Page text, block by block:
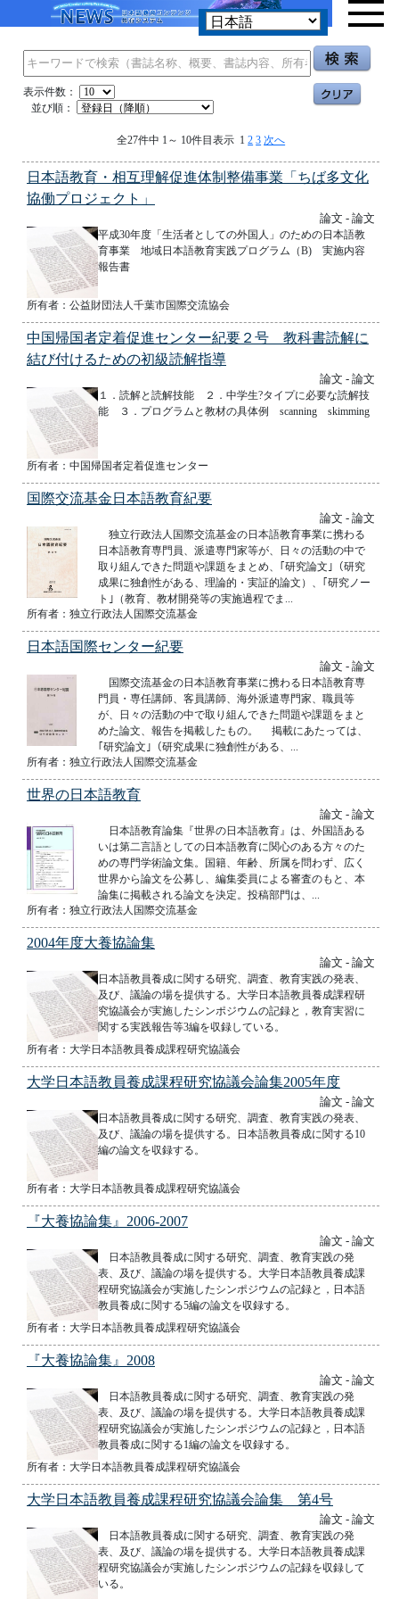
表示件数：
並び順：
全27件中 1～ 10件目表示 12 3 次へ
日本語教育・相互理解促進体制整備事業「ちば多文化
協働プロジェクト」
論文 - 論文
平成30年度「生活者としての外国人」のための日本語教
育事業 地域日本語教育実践プログラム（B) 実施内容
報告書
所有者：公益財団法人千葉市国際交流協会
中国帰国者定着促進センター紀要２号 教科書読解に
結び付けるための初級読解指導
論文 - 論文
１．読解と読解技能 ２．中学生?タイプに必要な読解技
能 ３．プログラムと教材の具体例 scanning skimming
所有者：中国帰国者定着促進センター
国際交流基金日本語教育紀要
論文 - 論文
独立行政法人国際交流基金の日本語教育事業に携わる
日本語教育専門員、派遣専門家等が、日々の活動の中で
取り組んできた問題や課題をまとめ、｢研究論文｣（研究
成果に独創性がある、理論的・実証的論文）、｢研究ノー
ト｣（教育、教材開発等の実施過程でま...
所有者：独立行政法人国際交流基金
日本語国際センター紀要
論文 - 論文
国際交流基金の日本語教育事業に携わる日本語教育専
門員・専任講師、客員講師、海外派遣専門家、職員等
が、日々の活動の中で取り組んできた問題や課題をまと
めた論文、報告を掲載したもの。 掲載にあたっては、
｢研究論文｣（研究成果に独創性がある、...
所有者：独立行政法人国際交流基金
世界の日本語教育
論文 - 論文
日本語教育論集『世界の日本語教育』は、外国語ある
いは第二言語としての日本語教育に関心のある方々のた
めの専門学術論文集。国籍、年齢、所属を問わず、広く
世界から論文を公募し、編集委員による審査のもと、本
論集に掲載される論文を決定。投稿部門は、...
所有者：独立行政法人国際交流基金
2004年度大養協論集
論文 - 論文
日本語教員養成に関する研究、調査、教育実践の発表、
及び、議論の場を提供する。大学日本語教員養成課程研
究協議会が実施したシンポジウムの記録と，教育実習に
関する実践報告等3編を収録している。
所有者：大学日本語教員養成課程研究協議会
大学日本語教員養成課程研究協議会論集2005年度
論文 - 論文
日本語教員養成に関する研究、調査、教育実践の発表、
及び、議論の場を提供する。日本語教員養成に関する10
編の論文を収録する。
所有者：大学日本語教員養成課程研究協議会
『大養協論集』2006-2007
論文 - 論文
日本語教員養成に関する研究、調査、教育実践の発
表、及び、議論の場を提供する。大学日本語教員養成課
程研究協議会が実施したシンポジウムの記録と，日本語
教員養成に関する5編の論文を収録する。
所有者：大学日本語教員養成課程研究協議会
『大養協論集』2008
論文 - 論文
日本語教員養成に関する研究、調査、教育実践の発
表、及び、議論の場を提供する。大学日本語教員養成課
程研究協議会が実施したシンポジウムの記録と，日本語
教員養成に関する1編の論文を収録する。
所有者：大学日本語教員養成課程研究協議会
大学日本語教員養成課程研究協議会論集 第4号
論文 - 論文
日本語教員養成に関する研究、調査、教育実践の発
表、及び、議論の場を提供する。大学日本語教員養成課
程研究協議会が実施したシンポジウムの記録を収録して
いる。